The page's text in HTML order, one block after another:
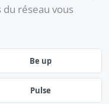
du réseau vous
Be up
Pulse